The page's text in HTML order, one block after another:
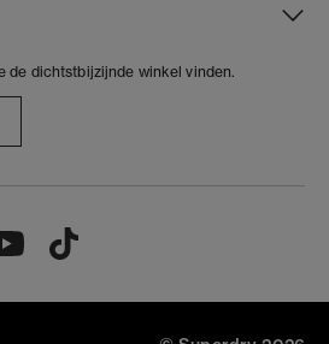
de dichtstbijzijnde winkel vinden.